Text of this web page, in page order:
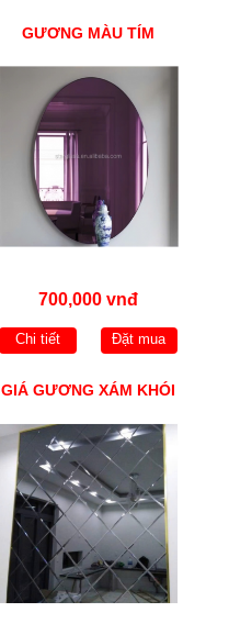
GƯƠNG MÀU TÍM
700,000 vnđ
Chi tiết Đặt mua
GIÁ GƯƠNG XÁM KHÓI